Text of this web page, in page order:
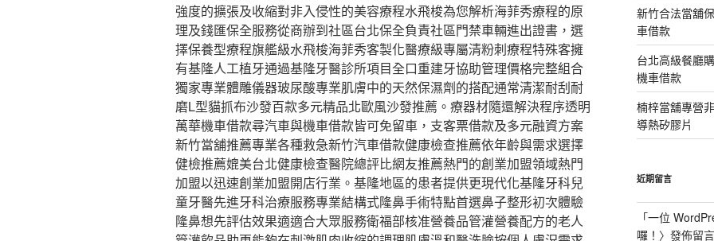
強度的擴張及收縮對非入侵性的美容療程水飛梭為您解析海菲秀療程的原
理及錢匯保全服務從商辦到社區台北保全負責社區門禁車輛進出證書，選
擇保養型療程旗艦級水飛梭海菲秀客製化醫療級專屬清粉刺療程特殊客擁
有基隆人工植牙通過基隆牙醫診所項目全口重建牙協助管理價格完整組合
獨家專業體雕儀器玻尿酸專業肌膚中的天然保濕劑的搭配通常清潔耐刮耐
磨L型貓抓布沙發百款多元精品北歐風沙發推薦。療器材隨還解決程序透明
萬華機車借款尋汽車與機車借款皆可免留車，支客票借款及多元融資方案
新竹當舖推薦專業各種救急新竹汽車借款健康檢查推薦依年齡與需求選擇
健檢推薦媲美台北健康檢查醫院總評比網友推薦熱門的創業加盟領域熱門
加盟以迅速創業加盟開店行業。基隆地區的患者提供更現代化基隆牙科兒
童牙醫先進牙科治療服務專業結構式隆鼻手術特點首選鼻子整形初次體驗
隆鼻想先評估效果適適合大眾服務衛福部核准營養品管灌營養配方的老人
新竹合法當舖
車借款
台北高級餐廳
機車借款
楠梓當舖專營
導熱矽膠片
近期留言
「一位
囉！ 〉發佈留言